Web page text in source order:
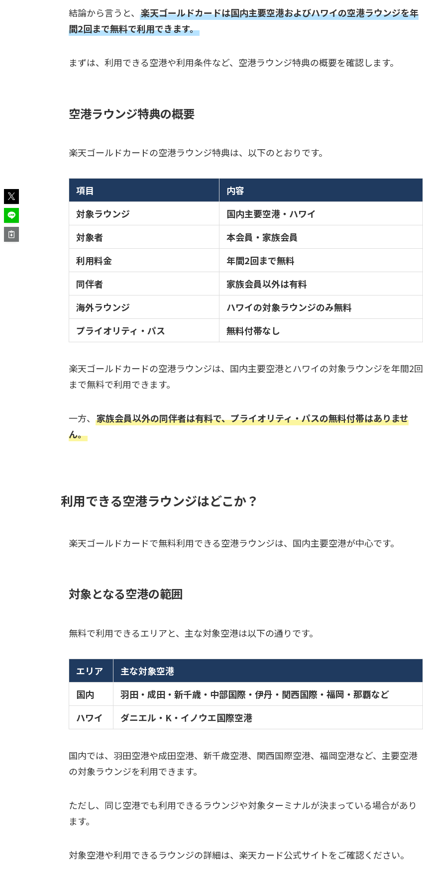
結論から言うと、 楽天ゴールドカードは国内主要空港およびハワイの空港ラウンジを年
間2回まで無料で利用できます。
まずは、利用できる空港や利用条件など、空港ラウンジ特典の概要を確認します。
空港ラウンジ特典の概要
楽天ゴールドカードの空港ラウンジ特典は、以下のとおりです。
項目
内容
対象ラウンジ
国内主要空港・ハワイ
対象者
本会員・家族会員
利用料金
年間2回まで無料
同伴者
家族会員以外は有料
海外ラウンジ
ハワイの対象ラウンジのみ無料
プライオリティ・パス
無料付帯なし
楽天ゴールドカードの空港ラウンジは、国内主要空港とハワイの対象ラウンジを年間2回
まで無料で利用できます。
一方、 家族会員以外の同伴者は有料で、プライオリティ・パスの無料付帯はありませ
ん。
利用できる空港ラウンジはどこか？
楽天ゴールドカードで無料利用できる空港ラウンジは、国内主要空港が中心です。
対象となる空港の範囲
無料で利用できるエリアと、主な対象空港は以下の通りです。
エリア
主な対象空港
国内
羽田・成田・新千歳・中部国際・伊丹・関西国際・福岡・那覇など
ハワイ
ダニエル・K・イノウエ国際空港
国内では、羽田空港や成田空港、新千歳空港、関西国際空港、福岡空港など、主要空港
の対象ラウンジを利用できます。
ただし、同じ空港でも利用できるラウンジや対象ターミナルが決まっている場合があり
ます。
対象空港や利用できるラウンジの詳細は、楽天カード公式サイトをご確認ください。